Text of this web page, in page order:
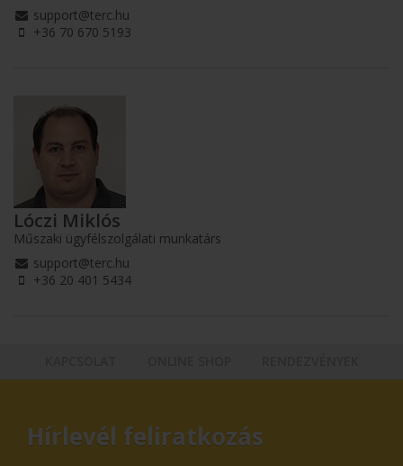
support@terc.hu
+36 70 670 5193
Lóczi Miklós
Műszaki ügyfélszolgálati munkatárs
support@terc.hu
+36 20 401 5434
Hírlevél feliratkozás